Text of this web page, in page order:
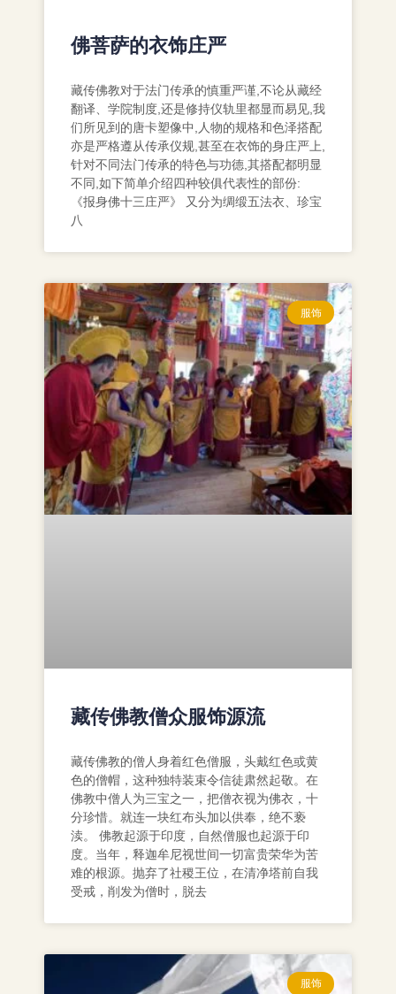
佛菩萨的衣饰庄严
藏传佛教对于法门传承的慎重严谨,不论从藏经
翻译、学院制度,还是修持仪轨里都显而易见,我
们所见到的唐卡塑像中,人物的规格和色泽搭配
亦是严格遵从传承仪规,甚至在衣饰的身庄严上,
针对不同法门传承的特色与功德,其搭配都明显
不同,如下简单介绍四种较俱代表性的部份:
《报身佛十三庄严》 又分为绸缎五法衣、珍宝
八
服饰
藏传佛教僧众服饰源流
藏传佛教的僧人身着红色僧服，头戴红色或黄
色的僧帽，这种独特装束令信徒肃然起敬。在
佛教中僧人为三宝之一，把僧衣视为佛衣，十
分珍惜。就连一块红布头加以供奉，绝不亵
渎。 佛教起源于印度，自然僧服也起源于印
度。当年，释迦牟尼视世间一切富贵荣华为苦
难的根源。抛弃了社稷王位，在清净塔前自我
受戒，削发为僧时，脱去
服饰